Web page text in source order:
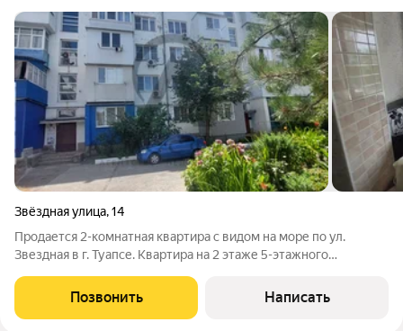
Звёздная улица,14
Продается 2-комнатная квартира с видом на море по ул.
Звездная в г. Туапсе. Квартира на 2 этаже 5-этажного
лоджией, коммуникации все централизованные, поскольку
дом находится в
Позвонить Написать